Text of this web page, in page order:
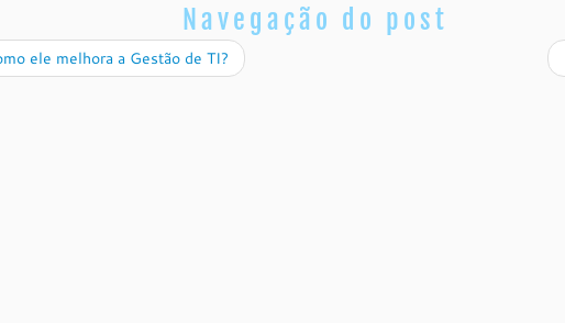
Navegação do post
ele melhora a Gestão de TI?